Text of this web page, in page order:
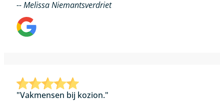
-- Melissa Niemantsverdriet
"Vakmensen bij kozion."